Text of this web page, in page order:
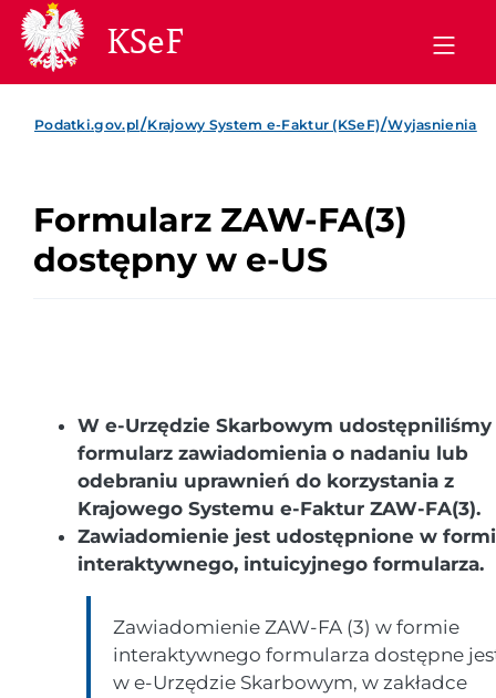
KSeF
Podatki.gov.pl/Krajowy System e-Faktur (KSeF)/Wyjasnienia
Formularz ZAW-FA(3)
dostępny w e-US
W e-Urzędzie Skarbowym udostępniliśmy
formularz zawiadomienia o nadaniu lub
odebraniu uprawnień do korzystania z
Krajowego Systemu e-Faktur ZAW-FA(3).
Zawiadomienie jest udostępnione w
interaktywnego, intuicyjnego formularza.
Zawiadomienie ZAW-FA (3) w formie
interaktywnego formularza dostępne
w e-Urzędzie Skarbowym, w zakładce